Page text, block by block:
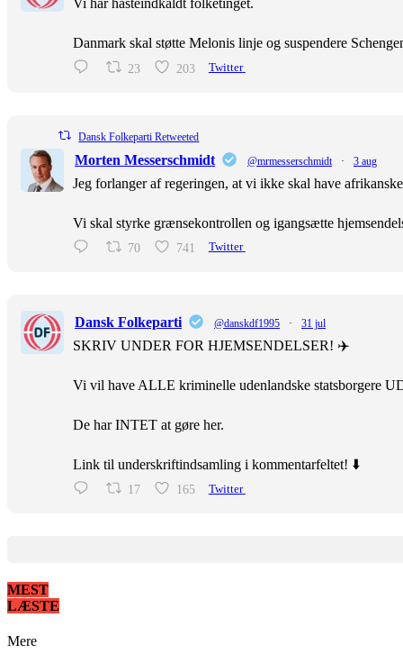
Vi har hasteindkaldt folketinget.
Danmark skal støtte Melonis linje og suspendere
23 203 Twitter
Dansk Folkeparti Retweeted
Morten Messerschmidt @mrmesserschmidt · 3 aug
Jeg forlanger af regeringen, at vi ikke skal have
Vi skal styrke grænsekontrollen og igangsætte
70 741 Twitter
Dansk Folkeparti @danskdf1995 · 31 jul
SKRIV UNDER FOR HJEMSENDELSER! ✈️
Vi vil have ALLE kriminelle udenlandske statsborgere
De har INTET at gøre her.
Link til underskriftindsamling i kommentarfeltet! ⬇️
17 165 Twitter
MEST
LÆSTE
Mere